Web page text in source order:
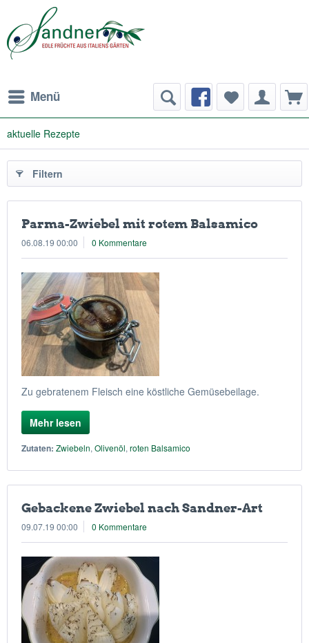
Menü
aktuelle Rezepte
Filtern
Parma-Zwiebel mit rotem Balsamico
06.08.19 00:00 0 Kommentare
Zu gebratenem Fleisch eine köstliche Gemüsebeilage.
Mehr lesen
Zutaten: Zwiebeln, Olivenöl, roten Balsamico
Gebackene Zwiebel nach Sandner-Art
09.07.19 00:00 0 Kommentare